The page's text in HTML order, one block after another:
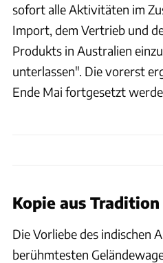
sofort alle Aktivitäten im
Import, dem Vertrieb und
Produkts in Australien
unterlassen". Die vorerst
Ende Mai fortgesetzt
Kopie aus Tradition
Die Vorliebe des indischen
berühmtesten